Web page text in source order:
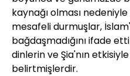
kaynağı olması
mesafeli durmuşlar,
bağdaşmadığını ifade
dinlerin ve Şia'nın
belirtmişlerdir.